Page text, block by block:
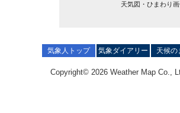
天気図・ひまわり
気象人トップ 気象ダイアリー 天候の
Copyright© 2026 Weather Map Co.,